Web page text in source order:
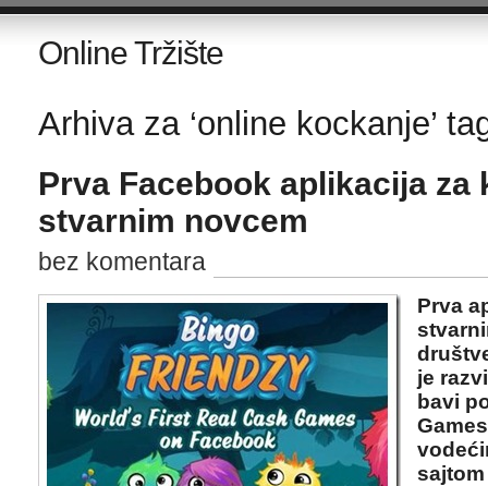
Online Tržište
Arhiva za ‘online kockanje’
Prva Facebook aplikacija za
stvarnim novcem
bez komentara
Prva
je
bavi